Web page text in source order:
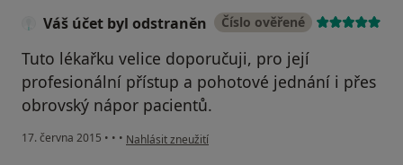
Váš účet byl odstraněn Číslo ověřené
Tuto lékařku velice doporučuji, pro její
profesionální přístup a pohotové jednání i přes
obrovský nápor pacientů.
17. června 2015 • • • podle názoru uživatele Váš účet byl odstraněn
Nahlásit zneužití